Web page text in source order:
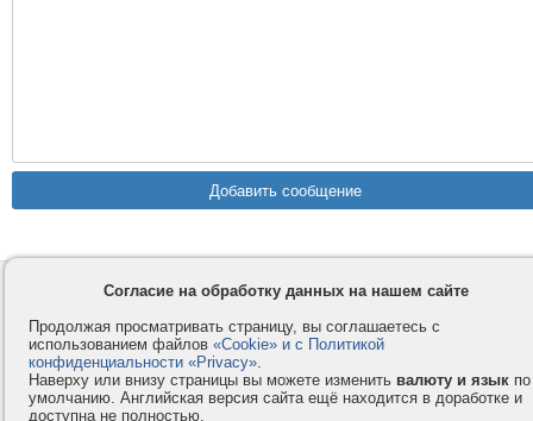
Контакты
Privacy и Cookie
Услуги
Как оплатить
Помощь
Форумы
© 2008-2026VMESTE.EU- Все права защищены.
Согласие на обработку данных на нашем сайте
Продолжая просматривать страницу, вы соглашаетесь с
использованием файлов «Cookie» и с Политикой
конфиденциальности «Privacy».
Наверху или внизу страницы вы можете изменить валюту и язык по
умолчанию. Английская версия сайта ещё находится в доработке и
доступна не полностью.